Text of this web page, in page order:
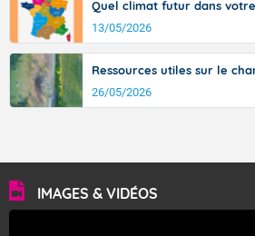
Quel climat futur dans
13/05/2026
Ressources utiles sur le
26/05/2026
IMAGES & VIDÉOS